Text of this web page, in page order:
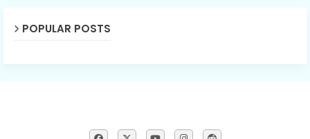
POPULAR POSTS